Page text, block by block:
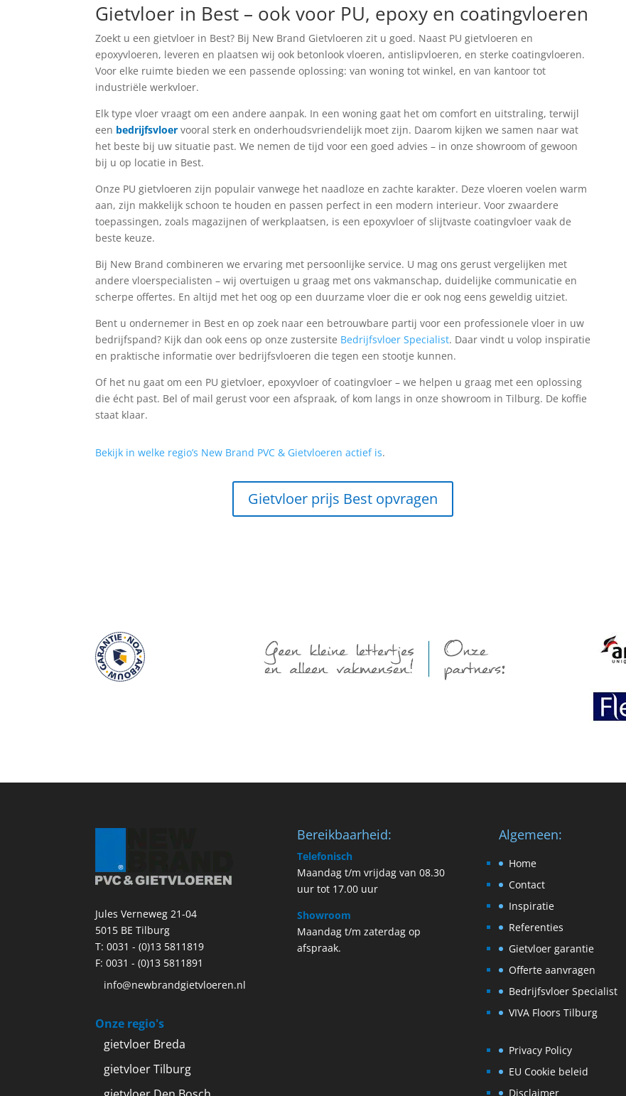
Gietvloer in Best – ook voor PU, epoxy en coatingvloeren
Zoekt u een gietvloer in Best? Bij New Brand Gietvloeren zit u goed. Naast PU gietvloeren en
epoxyvloeren, leveren en plaatsen wij ook betonlook vloeren, antislipvloeren, en sterke coatingvloeren.
Voor elke ruimte bieden we een passende oplossing: van woning tot winkel, en van kantoor tot
industriële werkvloer.
Elk type vloer vraagt om een andere aanpak. In een woning gaat het om comfort en uitstraling, terwijl
een bedrijfsvloer vooral sterk en onderhoudsvriendelijk moet zijn. Daarom kijken we samen naar wat
het beste bij uw situatie past. We nemen de tijd voor een goed advies – in onze showroom of gewoon
bij u op locatie in Best.
Onze PU gietvloeren zijn populair vanwege het naadloze en zachte karakter. Deze vloeren voelen warm
aan, zijn makkelijk schoon te houden en passen perfect in een modern interieur. Voor zwaardere
toepassingen, zoals magazijnen of werkplaatsen, is een epoxyvloer of slijtvaste coatingvloer vaak de
beste keuze.
Bij New Brand combineren we ervaring met persoonlijke service. U mag ons gerust vergelijken met
andere vloerspecialisten – wij overtuigen u graag met ons vakmanschap, duidelijke communicatie en
scherpe offertes. En altijd met het oog op een duurzame vloer die er ook nog eens geweldig uitziet.
Bent u ondernemer in Best en op zoek naar een betrouwbare partij voor een professionele vloer in uw
bedrijfspand? Kijk dan ook eens op onze zustersite Bedrijfsvloer Specialist. Daar vindt u volop inspiratie
en praktische informatie over bedrijfsvloeren die tegen een stootje kunnen.
Of het nu gaat om een PU gietvloer, epoxyvloer of coatingvloer – we helpen u graag met een oplossing
die écht past. Bel of mail gerust voor een afspraak, of kom langs in onze showroom in Tilburg. De koffie
staat klaar.
Bekijk in welke regio’s New Brand PVC & Gietvloeren actief is.
Gietvloer prijs Best opvragen
Jules Verneweg 21-04
5015 BE Tilburg
T:0031 - (0)13 5811819
F: 0031 - (0)13 5811891
info@newbrandgietvloeren.nl
Onze regio's
gietvloer Breda
gietvloer Tilburg
Bereikbaarheid:
Telefonisch
Maandag t/m vrijdag van 08.30
uur tot 17.00 uur
Showroom
Maandag t/m zaterdag op
afspraak.
Algemeen:
Home
Contact
Inspiratie
Referenties
Gietvloer garantie
Offerte aanvragen
Bedrijfsvloer Specialist
VIVA Floors Tilburg
Privacy Policy
EU Cookie beleid
Disclaimer